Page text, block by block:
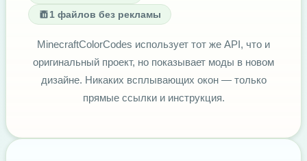
1 файлов без рекламы
MinecraftColorCodes использует тот же API, что и
оригинальный проект, но показывает моды в новом
дизайне. Никаких всплывающих окон — только
прямые ссылки и инструкция.